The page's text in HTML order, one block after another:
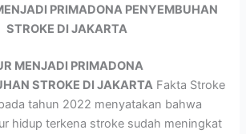
PRIMADONA PENYEMBUHAN
STROKE DI JAKARTA
MENJADI PRIMADONA
STROKE DI JAKARTA Fakta Stroke
tahun 2022 menyatakan bahwa
hidup terkena stroke sudah meningkat